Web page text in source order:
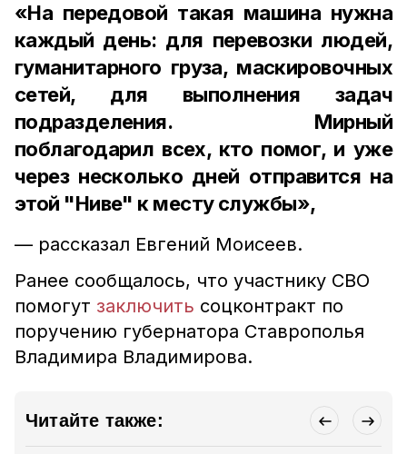
«На передовой такая машина нужна
каждый день: для перевозки людей,
гуманитарного груза, маскировочных
сетей, для выполнения задач
подразделения. Мирный
поблагодарил всех, кто помог, и уже
через несколько дней отправится на
этой "Ниве" к месту службы»,
— рассказал Евгений Моисеев.
Ранее сообщалось, что участнику СВО
помогут заключить соцконтракт по
поручению губернатора Ставрополья
Владимира Владимирова.
Читайте также: